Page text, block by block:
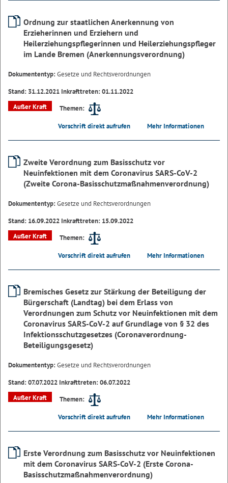
Ordnung zur staatlichen Anerkennung von
Erzieherinnen und Erziehern und
Heilerziehungspflegerinnen und Heilerziehungspfleger
im Lande Bremen (Anerkennungsverordnung)
Dokumententyp:Gesetze und Rechtsverordnungen
Stand: 31.12.2021 Inkrafttreten: 01.11.2022
Außer Kraft
Themen:
Vorschrift direkt aufrufen Mehr Informationen
Zweite Verordnung zum Basisschutz vor
Neuinfektionen mit dem Coronavirus SARS-CoV-2
(Zweite Corona-Basisschutzmaßnahmenverordnung)
Dokumententyp:Gesetze und Rechtsverordnungen
Stand: 16.09.2022 Inkrafttreten: 15.09.2022
Außer Kraft
Themen:
Vorschrift direkt aufrufen Mehr Informationen
Bremisches Gesetz zur Stärkung der Beteiligung der
Bürgerschaft (Landtag) bei dem Erlass von
Verordnungen zum Schutz vor Neuinfektionen mit dem
Coronavirus SARS-CoV-2 auf Grundlage von § 32 des
Infektionsschutzgesetzes (Coronaverordnung-
Beteiligungsgesetz)
Dokumententyp:Gesetze und Rechtsverordnungen
Stand: 07.07.2022 Inkrafttreten: 06.07.2022
Außer Kraft
Themen:
Vorschrift direkt aufrufen Mehr Informationen
Erste Verordnung zum Basisschutz vor Neuinfektionen
mit dem Coronavirus SARS-CoV-2 (Erste Corona-
Basisschutzmaßnahmenverordnung)